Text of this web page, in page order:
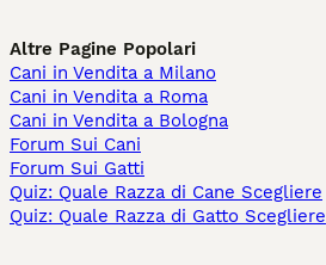
Altre Pagine Popolari
Cani in Vendita a Milano
Cani in Vendita a Roma
Cani in Vendita a Bologna
Forum Sui Cani
Forum Sui Gatti
Quiz: Quale Razza di Cane Scegliere
Quiz: Quale Razza di Gatto Scegliere